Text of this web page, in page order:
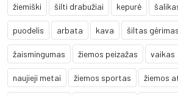
žiemiški šilti drabužiai kepurė
puodelis arbata kava šiltas gėrimas
žaismingumas žiemos peizažas vaikas
naujieji metai žiemos sportas žiemos